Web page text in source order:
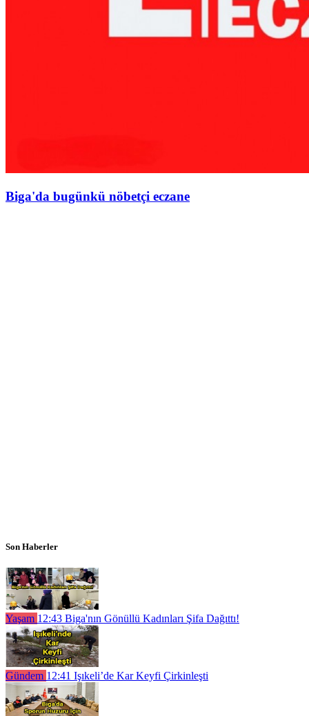
Biga'da bugünkü nöbetçi eczane
Son Haberler
Yaşam 12:43 Biga'nın Gönüllü Kadınları Şifa Dağıttı!
Gündem 12:41 Işıkeli’de Kar Keyfi Çirkinleşti